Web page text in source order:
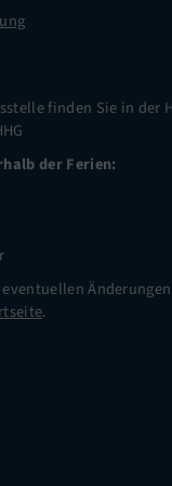
finden Sie in der
der Ferien:
.